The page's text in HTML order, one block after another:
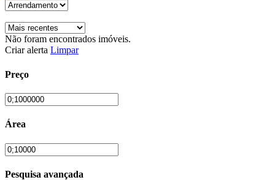
Não foram encontrados imóveis.
Criar alerta Limpar
Preço
Área
Pesquisa avançada